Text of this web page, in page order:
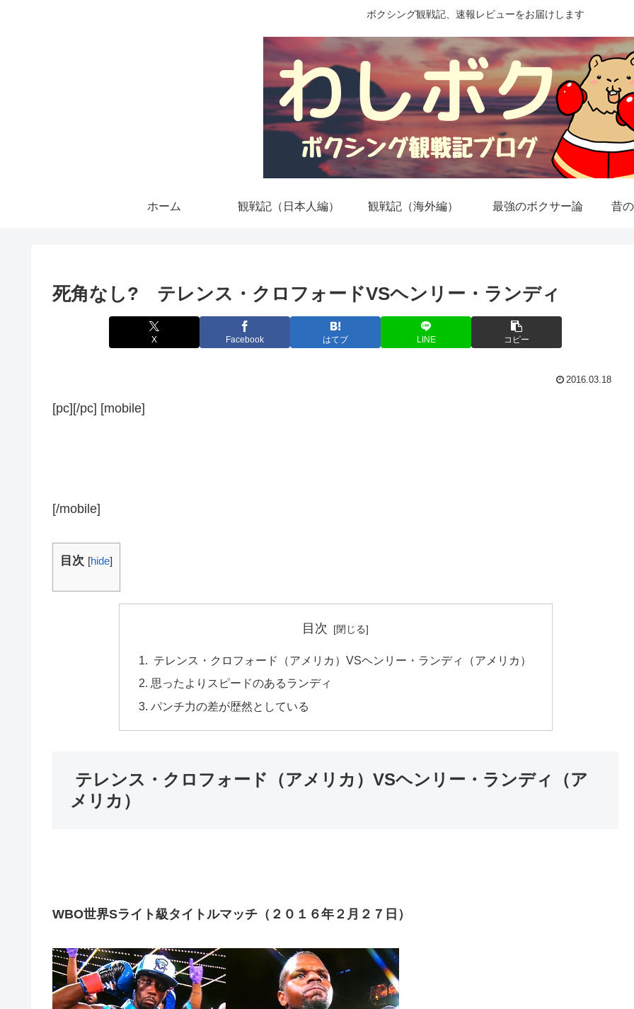
ボクシング観戦記、速報レビューをお届けします
ホーム 観戦記（日本人編） 観戦記（海外編） 最強のボクサー論 昔
死角なし? テレンス・クロフォードVSヘンリー・ランディ
X Facebook はてブ LINE コピー
2016.03.18
[pc][/pc] [mobile]
[/mobile]
目次 [hide]
目次
テレンス・クロフォード（アメリカ）VSヘンリー・ランディ（アメリカ）
思ったよりスピードのあるランディ
パンチ力の差が歴然としている
テレンス・クロフォード（アメリカ）VSヘンリー・ランディ（ア
メリカ）
WBO世界Sライト級タイトルマッチ（２０１６年２月２７日）